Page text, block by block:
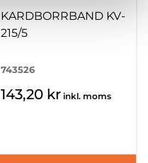
KARDBORRBAND KV-
215/5
743526
143,20 kr inkl. moms